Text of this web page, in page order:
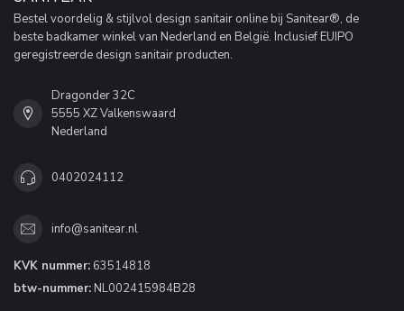
Bestel voordelig & stijlvol design sanitair online bij Sanitear®, de
beste badkamer winkel van Nederland en België. Inclusief EUIPO
geregistreerde design sanitair producten.
Dragonder 32C
5555 XZ Valkenswaard
Nederland
0402024112
info@sanitear.nl
KVK nummer: 63514818
btw-nummer: NL002415984B28